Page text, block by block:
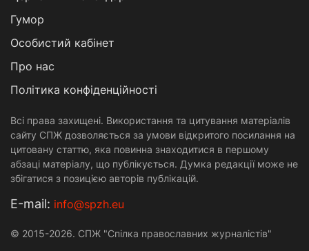
Гумор
Особистий кабінет
Про нас
Політика конфіденційності
Всі права захищені. Використання та цитування матеріалів
сайту СПЖ дозволяється за умови відкритого посилання на
цитовану статтю, яка повинна знаходитися в першому
абзаці матеріалу, що публікується. Думка редакції може не
збігатися з позицією авторів публікацій.
Е-mail: info@spzh.eu
© 2015-2026. СПЖ "Спілка православних журналістів"